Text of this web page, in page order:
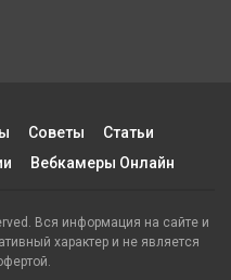
Советы
Статьи
Вебкамеры Онлайн
Вся информация на сайте и
характер и не является